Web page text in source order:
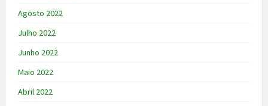
Agosto 2022
Julho 2022
Junho 2022
Maio 2022
Abril 2022